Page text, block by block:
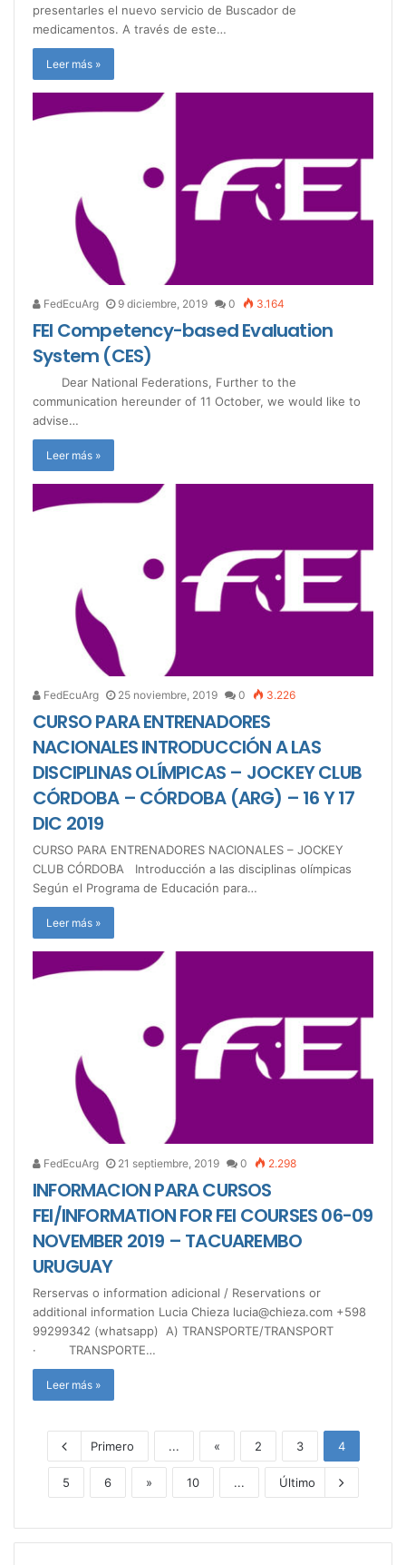
presentarles el nuevo servicio de Buscador de
medicamentos. A través de este…
Leer más »
FedEcuArg 9 diciembre, 2019 0 3.164
FEI Competency-based Evaluation
System (CES)
Dear National Federations, Further to the
communication hereunder of 11 October, we would like to
advise…
Leer más »
FedEcuArg 25 noviembre, 2019 0 3.226
CURSO PARA ENTRENADORES
NACIONALES INTRODUCCIÓN A LAS
DISCIPLINAS OLÍMPICAS – JOCKEY CLUB
CÓRDOBA – CÓRDOBA (ARG) – 16 Y 17
DIC 2019
CURSO PARA ENTRENADORES NACIONALES – JOCKEY
CLUB CÓRDOBA Introducción a las disciplinas olímpicas
Según el Programa de Educación para…
Leer más »
FedEcuArg 21 septiembre, 2019 0 2.298
INFORMACION PARA CURSOS
FEI/INFORMATION FOR FEI COURSES 06-09
NOVEMBER 2019 – TACUAREMBO
URUGUAY
Rerservas o information adicional / Reservations or
additional information Lucia Chieza lucia@chieza.com +598
99299342 (whatsapp) A) TRANSPORTE/TRANSPORT
· TRANSPORTE…
Leer más »
Primero ... « 2 3 4
5 6 » 10 ... Último